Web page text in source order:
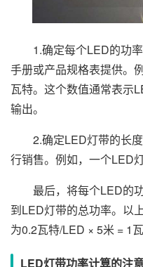
1.确定每个LED的功
手册或产品规格表提供。
瓦特。这个数值通常表示
输出。
2.确定LED灯带的长
行销售。例如，一个LED
最后，将每个LED的
到LED灯带的总功率。以
为0.2瓦特/LED × 5米 = 1瓦
LED灯带功率计算的注